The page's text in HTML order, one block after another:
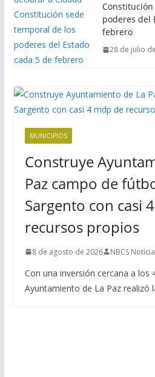
poderes del
febrero
28 de julio
MUNICIPIOS
Construye
Paz campo de
Sargento con casi
recursos propios
8 de agosto de 2026 NBCS
Con una inversión cercana a los
Ayuntamiento de La Paz realizó